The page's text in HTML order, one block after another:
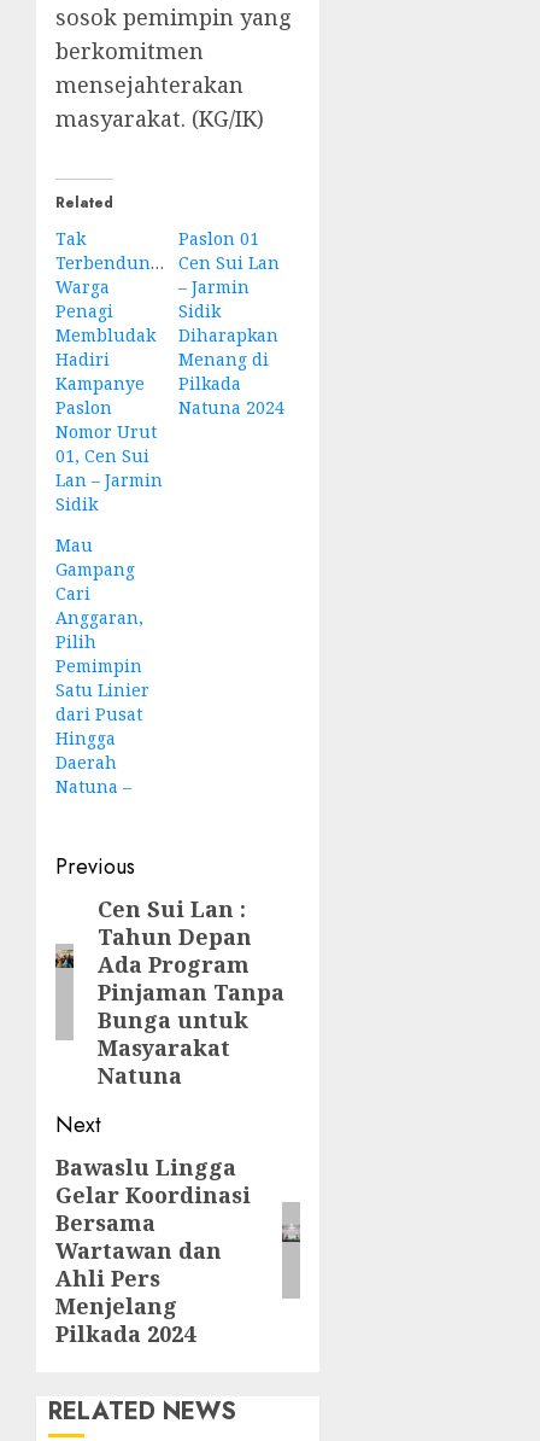
sosok pemimpin yang
berkomitmen
mensejahterakan
masyarakat. (KG/IK)
Related
Tak
Terbendung!
Warga
Penagi
Membludak
Hadiri
Kampanye
Paslon
Nomor Urut
01, Cen Sui
Lan – Jarmin
Sidik
Paslon 01
Cen Sui Lan
– Jarmin
Sidik
Diharapkan
Menang di
Pilkada
Natuna 2024
Mau
Gampang
Cari
Anggaran,
Pilih
Pemimpin
Satu Linier
dari Pusat
Hingga
Daerah
Natuna –
Post
navigation
Previous
Previous
post:
Cen Sui Lan :
Tahun Depan
Ada Program
Pinjaman Tanpa
Bunga untuk
Masyarakat
Natuna
Next
Next
post:
Bawaslu Lingga
Gelar Koordinasi
Bersama
Wartawan dan
Ahli Pers
Menjelang
Pilkada 2024
RELATED NEWS